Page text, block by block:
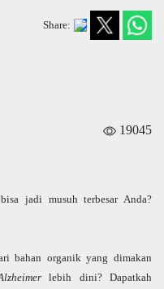
Share:
19045
jadi musuh terbesar Anda?
bahan organik yang dimakan
lebih dini? Dapatkah